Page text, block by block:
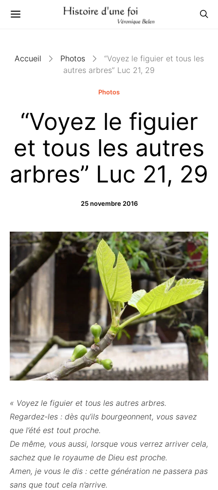
Accueil Photos
“Voyez le figuier et tous les
autres arbres” Luc 21, 29
Photos
“Voyez le figuier
et tous les autres
arbres” Luc 21, 29
25 novembre 2016
« Voyez le figuier et tous les autres arbres.
Regardez-les : dès qu’ils bourgeonnent, vous savez
que l’été est tout proche.
De même, vous aussi, lorsque vous verrez arriver cela,
sachez que le royaume de Dieu est proche.
Amen, je vous le dis : cette génération ne passera pas
sans que tout cela n’arrive.